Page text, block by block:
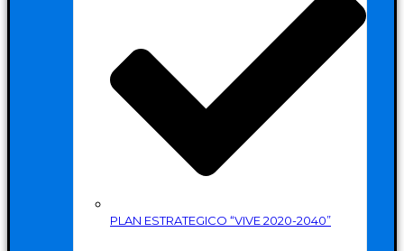
PLAN ESTRATEGICO “VIVE 2020-2040”